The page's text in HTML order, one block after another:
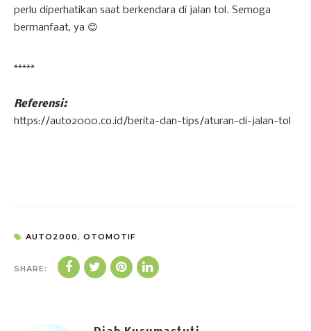
perlu diperhatikan saat berkendara di jalan tol. Semoga
bermanfaat, ya 😊
*****
Referensi:
https://auto2000.co.id/berita-dan-tips/aturan-di-jalan-tol
AUTO2000, OTOMOTIF
SHARE: